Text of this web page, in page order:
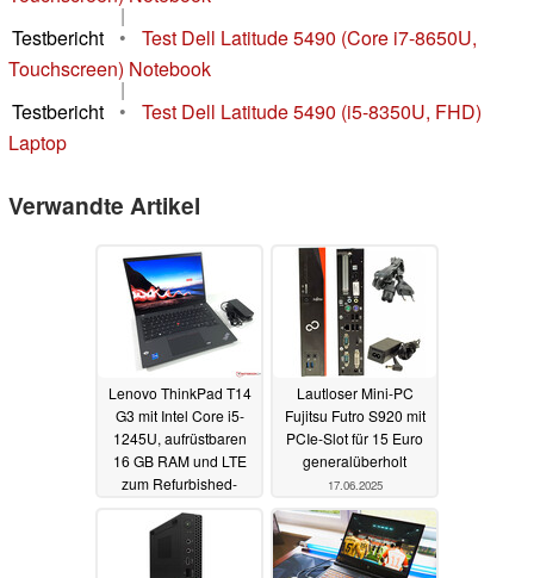
|
Testbericht
•
Test Dell Latitude 5490 (Core i7-8650U,
Touchscreen) Notebook
|
Testbericht
•
Test Dell Latitude 5490 (i5-8350U, FHD)
Laptop
Verwandte Artikel
Lenovo ThinkPad T14
G3 mit Intel Core i5-
1245U, aufrüstbaren
16 GB RAM und LTE
zum Refurbished-
Lautloser Mini-PC
Fujitsu Futro S920 mit
PCIe-Slot für 15 Euro
generalüberholt
17.06.2025